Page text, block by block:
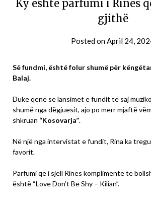
Ky është parfumi i Rinës
gjithë
Posted onApril 24,
Së fundmi, është folur shumë për
Balaj.
Duke qenë se lansimet e fundit të saj
shumë nga dëgjuesit, ajo po merr mjaftë
shkruan “Kosovarja”.
Në një nga intervistat e fundit, Rina ka
favorit.
Parfumi që i sjell Rinës komplimente të
është “Love Don’t Be Shy – Kilian”.